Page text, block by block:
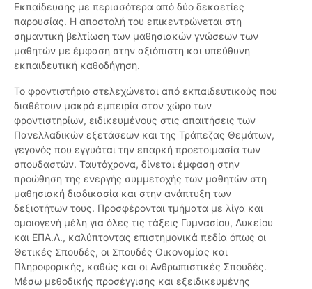
Εκπαίδευσης με περισσότερα από δύο δεκαετίες
παρουσίας. Η αποστολή του επικεντρώνεται στη
σημαντική βελτίωση των μαθησιακών γνώσεων των
μαθητών με έμφαση στην αξιόπιστη και υπεύθυνη
εκπαιδευτική καθοδήγηση.
Το φροντιστήριο στελεχώνεται από εκπαιδευτικούς που
διαθέτουν μακρά εμπειρία στον χώρο των
φροντιστηρίων, ειδικευμένους στις απαιτήσεις των
Πανελλαδικών εξετάσεων και της Τράπεζας Θεμάτων,
γεγονός που εγγυάται την επαρκή προετοιμασία των
σπουδαστών. Ταυτόχρονα, δίνεται έμφαση στην
προώθηση της ενεργής συμμετοχής των μαθητών στη
μαθησιακή διαδικασία και στην ανάπτυξη των
δεξιοτήτων τους. Προσφέρονται τμήματα με λίγα και
ομοιογενή μέλη για όλες τις τάξεις Γυμνασίου, Λυκείου
και ΕΠΑ.Λ., καλύπτοντας επιστημονικά πεδία όπως οι
Θετικές Σπουδές, οι Σπουδές Οικονομίας και
Πληροφορικής, καθώς και οι Ανθρωπιστικές Σπουδές.
Μέσω μεθοδικής προσέγγισης και εξειδικευμένης